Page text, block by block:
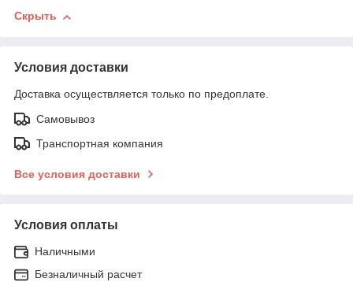
Скрыть
Условия доставки
Доставка осуществляется только по предоплате.
Самовывоз
Транспортная компания
Все условия доставки
Условия оплаты
Наличными
Безналичный расчет